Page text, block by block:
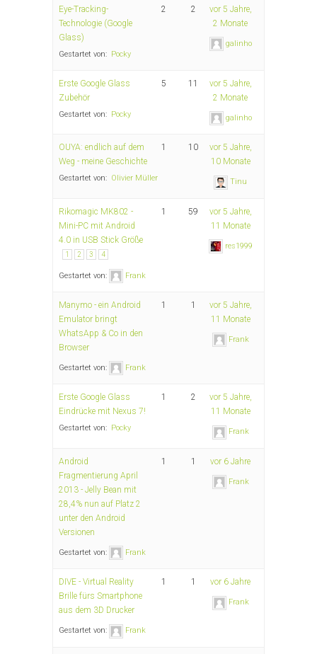
Eye-Tracking-
Technologie (Google
Glass)
Gestartet von: Pocky
2 2
vor 5 Jahre,
2 Monate
galinho
Erste Google Glass
Zubehör
Gestartet von: Pocky
5 11
vor 5 Jahre,
2 Monate
galinho
OUYA: endlich auf dem
Weg - meine Geschichte
Gestartet von: Olivier Müller
1 10
vor 5 Jahre,
10 Monate
Tinu
Rikomagic MK802 -
Mini-PC mit Android
4.0 in USB Stick Größe
1 2 3 4
Gestartet von: Frank
1 59
vor 5 Jahre,
11 Monate
res1999
Manymo - ein Android
Emulator bringt
WhatsApp & Co in den
Browser
Gestartet von: Frank
1 1
vor 5 Jahre,
11 Monate
Frank
Erste Google Glass
Eindrücke mit Nexus 7!
Gestartet von: Pocky
1 2
vor 5 Jahre,
11 Monate
Frank
Android
Fragmentierung April
2013 - Jelly Bean mit
28,4% nun auf Platz 2
unter den Android
Versionen
Gestartet von: Frank
1 1 vor 6 Jahre
Frank
DIVE - Virtual Reality
Brille fürs Smartphone
aus dem 3D Drucker
Gestartet von: Frank
1 1 vor 6 Jahre
Frank